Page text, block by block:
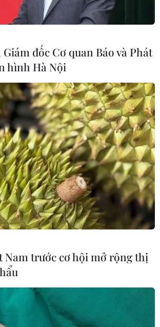
đốc Cơ quan Báo và Phát
hình Hà Nội
Nam trước cơ hội mở rộng thị